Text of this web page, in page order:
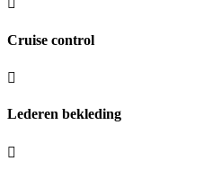
Cruise control
Lederen bekleding